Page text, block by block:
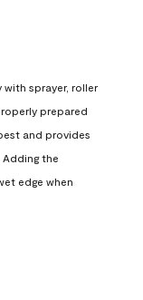
sprayer, roller
prepared
and provides
the
edge when